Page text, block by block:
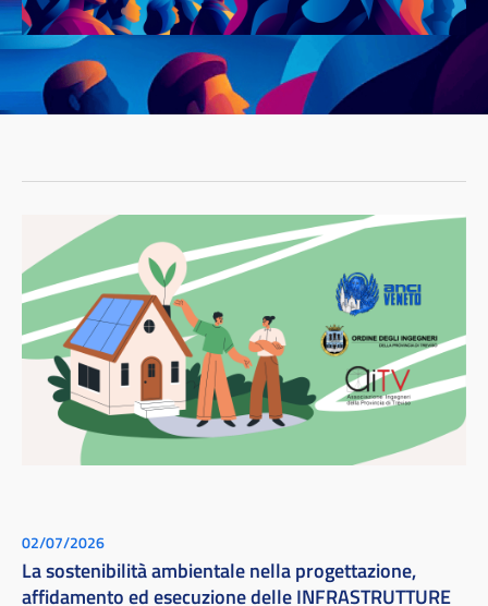
02/07/2026
La sostenibilità ambientale nella progettazione,
affidamento ed esecuzione delle INFRASTRUTTURE